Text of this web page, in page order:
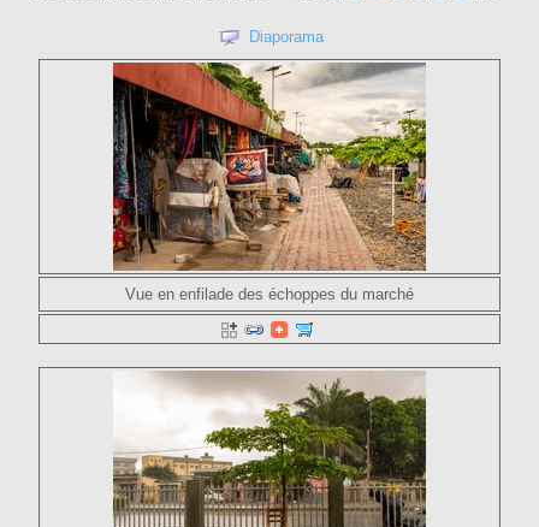
Diaporama
Vue en enfilade des échoppes du marché